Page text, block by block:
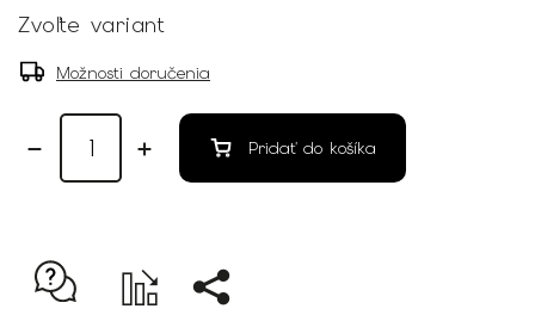
Zvoľte variant
Možnosti doručenia
Pridať do košíka